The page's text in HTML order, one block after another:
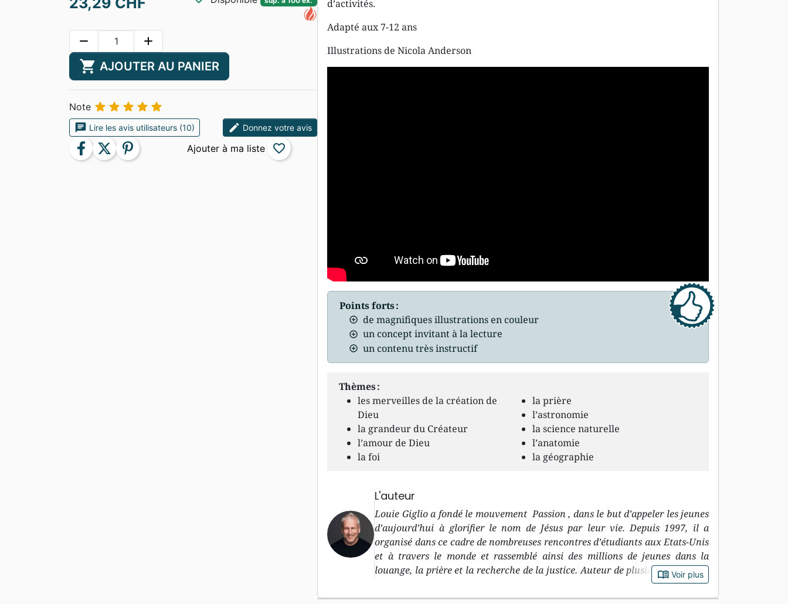
d’activités.
Adapté aux 7-12 ans
Illustrations de Nicola Anderson
Points forts :
de magnifiques illustrations en couleur
un concept invitant à la lecture
un contenu très instructif
Thèmes :
les merveilles de la création de
Dieu
la grandeur du Créateur
l’amour de Dieu
la foi
la prière
l’astronomie
la science naturelle
l’anatomie
la géographie
L'auteur
Louie Giglio a fondé le mouvement Passion , dans le but d’appeler les jeunes
d’aujourd’hui à glorifier le nom de Jésus par leur vie. Depuis 1997, il a
organisé dans ce cadre de nombreuses rencontres d’étudiants aux Etats-Unis
et à travers le monde et rassemblé ainsi des millions de jeunes dans la
louange, la prière et la recherche de la justice. Auteur de plusieurs ouvrages
en anglais, dont celui-ci est le premier traduit en français, Louie est aussi
pasteur de la Passion City Church . Avec sa femme Shelley, il est responsable
book_open Voir plus
remove add
shopping_cart AJOUTER AU PANIER
Note     
chat Lire les avis utilisateurs (10) edit Donnez votre avis
facebook twitter pinterest favorite_border